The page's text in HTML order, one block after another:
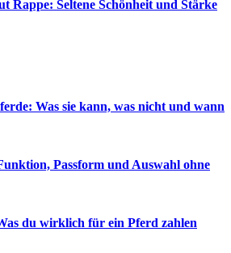
Rappe: Seltene Schönheit und Stärke
Was sie kann, was nicht und wann
Passform und Auswahl ohne
du wirklich für ein Pferd zahlen